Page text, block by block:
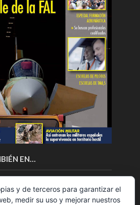
EN…
y de terceros para garantizar el
medir su uso y mejorar nuestros